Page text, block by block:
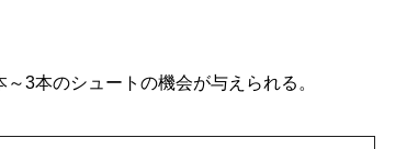
3本のシュートの機会が与えられる。